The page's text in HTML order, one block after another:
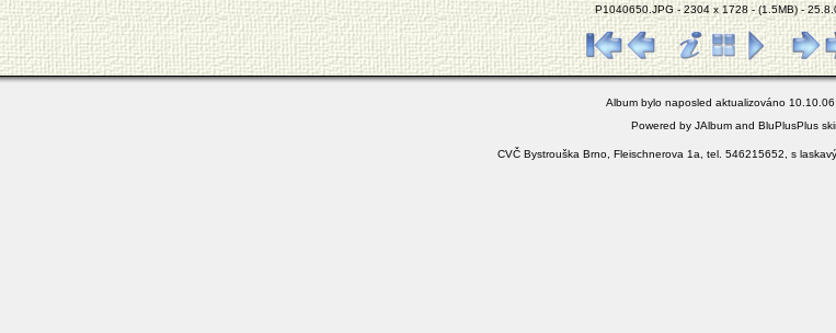
P1040650.JPG - 2304 x 1728 - (1.5MB) -
Album bylo naposled aktualizováno
Powered by JAlbum and BluPlusPlus
CVČ Bystrouška Brno, Fleischnerova 1a, tel. 546215652, s